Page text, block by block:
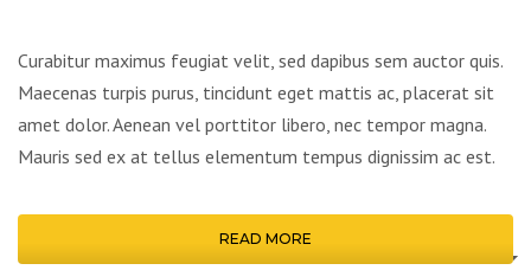
Curabitur maximus feugiat velit, sed dapibus sem auctor quis.
Maecenas turpis purus, tincidunt eget mattis ac, placerat sit
amet dolor. Aenean vel porttitor libero, nec tempor magna.
Mauris sed ex at tellus elementum tempus dignissim ac est.
READ MORE